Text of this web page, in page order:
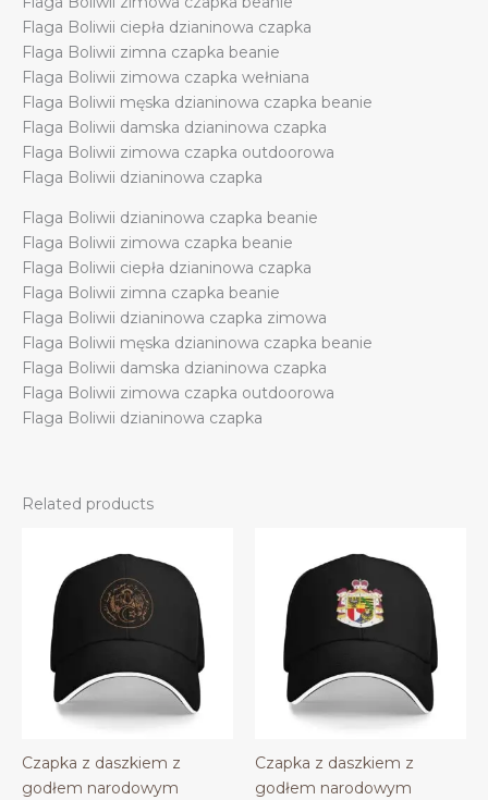
Flaga Boliwii ciepła dzianinowa czapka
Flaga Boliwii zimna czapka beanie
Flaga Boliwii zimowa czapka wełniana
Flaga Boliwii męska dzianinowa czapka beanie
Flaga Boliwii damska dzianinowa czapka
Flaga Boliwii zimowa czapka outdoorowa
Flaga Boliwii dzianinowa czapka
Flaga Boliwii dzianinowa czapka beanie
Flaga Boliwii zimowa czapka beanie
Flaga Boliwii ciepła dzianinowa czapka
Flaga Boliwii zimna czapka beanie
Flaga Boliwii dzianinowa czapka zimowa
Flaga Boliwii męska dzianinowa czapka beanie
Flaga Boliwii damska dzianinowa czapka
Flaga Boliwii zimowa czapka outdoorowa
Flaga Boliwii dzianinowa czapka
Related products
Czapka z daszkiem z
godłem narodowym
Czapka z daszkiem z
godłem narodowym